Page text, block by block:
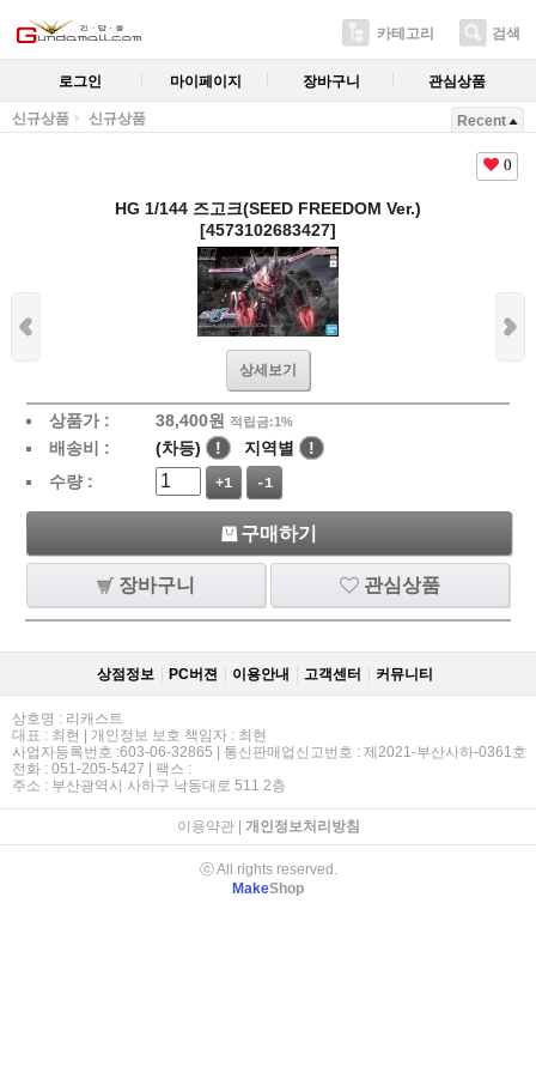
카테고리 검색
로그인 마이페이지 장바구니 관심상품
신규상품 신규상품 Recent
0
HG 1/144 즈고크(SEED FREEDOM Ver.)
[4573102683427]
상세보기
상품가 : 38,400원 적립금:1%
배송비 : (차등) ! 지역별
!
수량 :
+1 -1
구매하기
장바구니 관심상품
상점정보 PC버젼 이용안내 고객센터 커뮤니티
상호명 : 리캐스트
대표 : 최현 | 개인정보 보호 책임자 : 최현
사업자등록번호 :603-06-32865 | 통신판매업신고번호 : 제2021-부산사하-0361호
전화 : 051-205-5427 | 팩스 :
주소 : 부산광역시 사하구 낙동대로 511 2층
이용약관| 개인정보처리방침
ⓒ All rights reserved.
MakeShop